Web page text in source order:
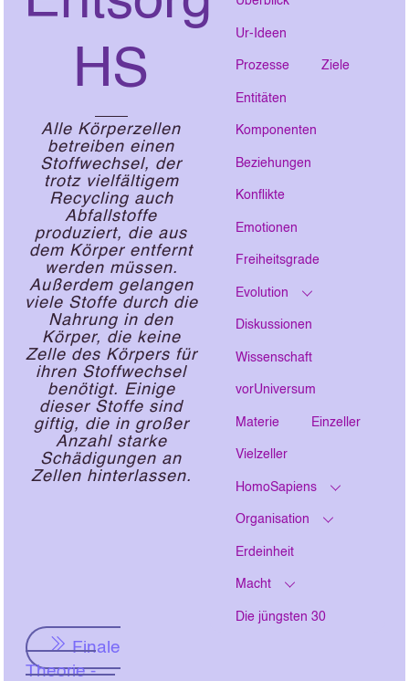
HS
Alle Körperzellen
betreiben einen
Stoffwechsel, der
trotz vielfältigem
Recycling auch
Abfallstoffe
produziert, die aus
dem Körper entfernt
werden müssen.
Außerdem gelangen
viele Stoffe durch die
Nahrung in den
Körper, die keine
Zelle des Körpers für
ihren Stoffwechsel
benötigt. Einige
dieser Stoffe sind
giftig, die in großer
Anzahl starke
Schädigungen an
Zellen hinterlassen.
Ur-Ideen
Prozesse Ziele
Entitäten
Komponenten
Beziehungen
Konflikte
Emotionen
Freiheitsgrade
Evolution
Diskussionen
Wissenschaft
vorUniversum
Materie Einzeller
Vielzeller
HomoSapiens
Organisation
Erdeinheit
Macht
Die jüngsten 30
Finale
Theorie -